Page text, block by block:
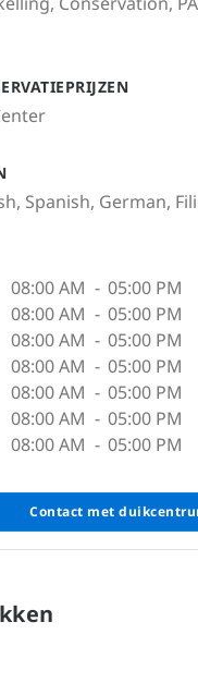
Spanish, German,
08:00 AM - 05:00 PM
08:00 AM - 05:00 PM
08:00 AM - 05:00 PM
08:00 AM - 05:00 PM
08:00 AM - 05:00 PM
08:00 AM - 05:00 PM
08:00 AM - 05:00 PM
Contact met